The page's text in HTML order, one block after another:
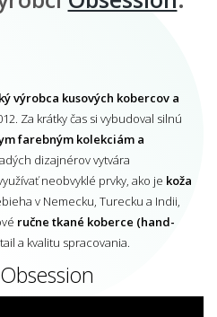
výrobca kusových kobercov a
Za krátky čas si vybudoval silnú
farebným kolekciám a
dizajnérov vytvára
neobvyklé prvky, ako je koža
v Nemecku, Turecku a Indii,
ručne tkané koberce (hand-
a kvalitu spracovania.